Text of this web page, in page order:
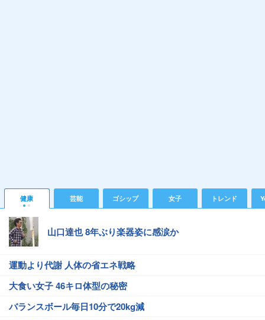
健康 芸能 ゴシップ 女子 トレンド
山口達也 8年ぶり楽器姿に感涙か
運動より代謝 人体の省エネ戦略
大食い女子 46キロ体型の秘密
バランスボール毎日10分で20kg減